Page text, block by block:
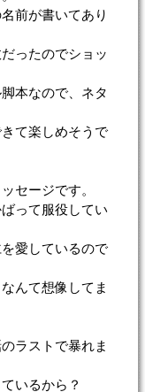
前が書いてあり
ったのでショッ
本なので、ネタ
て楽しめそうで
セージです。
って服役してい
愛しているので
んて想像してま
ラストで暴れま
いるから？